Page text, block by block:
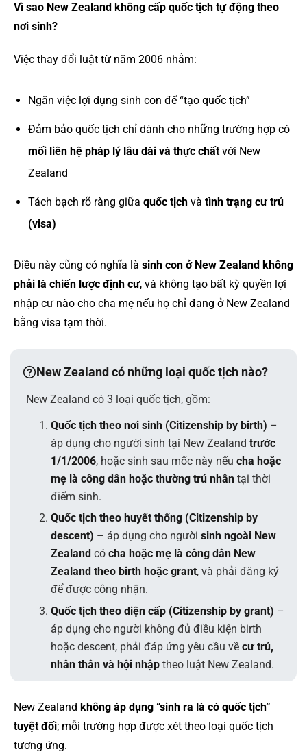
Vì sao New Zealand không cấp quốc tịch tự động theo
nơi sinh?
Việc thay đổi luật từ năm 2006 nhằm:
Ngăn việc lợi dụng sinh con để “tạo quốc tịch”
Đảm bảo quốc tịch chỉ dành cho những trường hợp có
mối liên hệ pháp lý lâu dài và thực chấtvới New
Zealand
Tách bạch rõ ràng giữa quốc tịchvà tình trạng cư trú
(visa)
Điều này cũng có nghĩa là sinh con ở New Zealand không
phải là chiến lược định cư, và không tạo bất kỳ quyền lợi
nhập cư nào cho cha mẹ nếu họ chỉ đang ở New Zealand
bằng visa tạm thời.
New Zealand có những loại quốc tịch nào?
New Zealand có 3 loại quốc tịch, gồm:
Quốc tịch theo nơi sinh (Citizenship by birth) –
áp dụng cho người sinh tại New Zealand trước
1/1/2006, hoặc sinh sau mốc này nếu cha hoặc
mẹ là công dân hoặc thường trú nhântại thời
điểm sinh.
Quốc tịch theo huyết thống (Citizenship by
descent) – áp dụng cho người sinh ngoài New
Zealand có cha hoặc mẹ là công dân New
Zealand theo birth hoặc grant, và phải đăng ký
để được công nhận.
Quốc tịch theo diện cấp (Citizenship by grant) –
áp dụng cho người không đủ điều kiện birth
hoặc descent, phải đáp ứng yêu cầu về cư trú,
nhân thân và hội nhậptheo luật New Zealand.
New Zealand không áp dụng “sinh ra là có quốc tịch”
tuyệt đối; mỗi trường hợp được xét theo loại quốc tịch
tương ứng.